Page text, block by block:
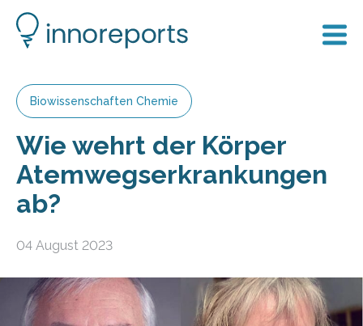
Biowissenschaften Chemie
Wie wehrt der Körper
Atemwegserkrankungen
ab?
04 August 2023